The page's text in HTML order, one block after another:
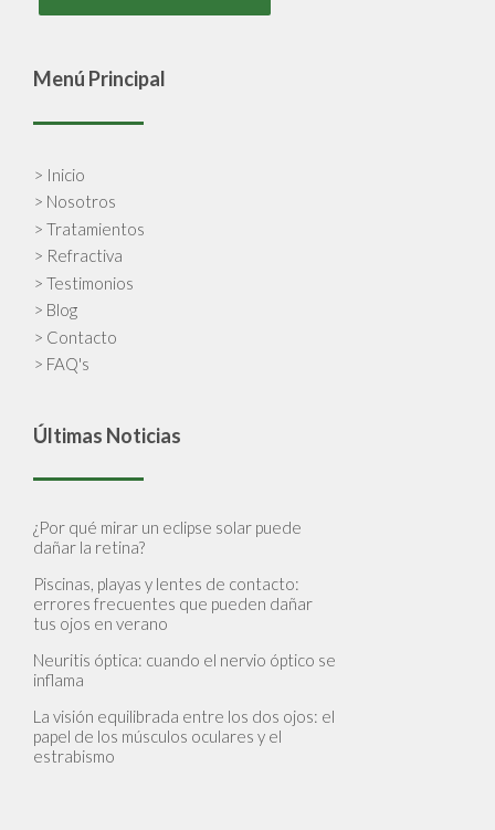
Menú Principal
> Inicio
> Nosotros
> Tratamientos
> Refractiva
> Testimonios
> Blog
> Contacto
> FAQ's
Últimas Noticias
¿Por qué mirar un eclipse solar puede
dañar la retina?
Piscinas, playas y lentes de contacto:
errores frecuentes que pueden dañar
tus ojos en verano
Neuritis óptica: cuando el nervio óptico se
inflama
La visión equilibrada entre los dos ojos: el
papel de los músculos oculares y el
estrabismo